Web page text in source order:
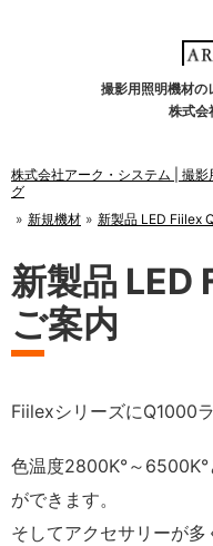
撮影用照明機材の
株式会
株式会社アーク・システム | 撮
グ
新規機材
新製品 LED Fiilex
新製品
ご案内
FiilexシリーズにQ1000
色温度2800K°～
ができます。
そしてアクセサリーが